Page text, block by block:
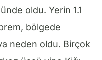
oldu. Yerin 1.1
bölgede
neden oldu. Birçok